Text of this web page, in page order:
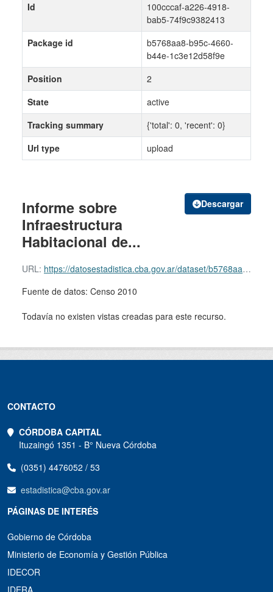
Descargar
Informe sobre
Infraestructura
Habitacional de...
URL: https://datosestadistica.cba.gov.ar/dataset/b5768aa8-b95c-4660-b44e-1c3e12d58f9e/resource/100cccaf-a226-4918-bab5-74f9c9382413/download/desd_informe_infraestructura_habitacional_2014.pdf
Fuente de datos: Censo 2010
Todavía no existen vistas creadas para este recurso.
Id
100cccaf-a226-4918-
bab5-74f9c9382413
Package id
b5768aa8-b95c-4660-
b44e-1c3e12d58f9e
Position
2
State
active
Tracking summary
{'total': 0, 'recent': 0}
Url type
upload
CONTACTO
CÓRDOBA CAPITAL
Ituzaingó 1351 - B° Nueva Córdoba
(0351) 4476052 / 53
estadistica@cba.gov.ar
PÁGINAS DE INTERÉS
Gobierno de Córdoba
Ministerio de Economía y Gestión Pública
IDECOR
IDERA